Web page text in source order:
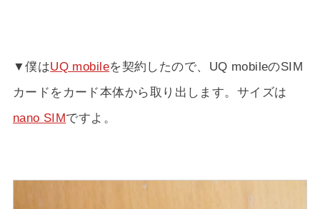
▼僕はUQ mobileを契約したので、UQ mobileのSIM
カードをカード本体から取り出します。サイズは
nano SIMですよ。